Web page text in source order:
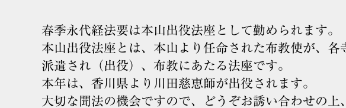
春季永代経法要は本山出役法座として勤められます。
本山出役法座とは、本山より任命された布教使が、各
派遣され（出役）、布教にあたる法座です。
本年は、香川県より川田慈恵師が出役されます。
大切な聞法の機会ですので、どうぞお誘い合わせの上